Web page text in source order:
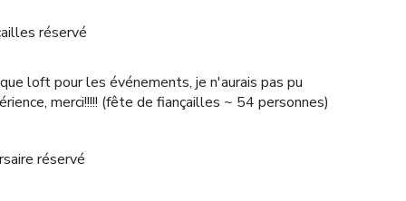
réservé
loft pour les événements, je n'aurais pas pu
merci!!!!! (fête de fiançailles ~ 54 personnes)
réservé